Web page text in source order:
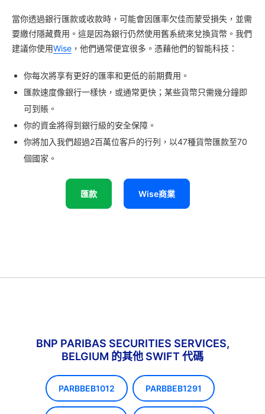
當你透過銀行匯款或收款時，可能會因匯率欠佳而蒙受損失，並需
要繳付隱藏費用。這是因為銀行仍然使用舊系統來兌換貨幣。我們
建議你使用Wise ，他們通常便宜很多。憑藉他們的智能科技：
你每次將享有更好的匯率和更低的前期費用。
匯款速度像銀行一樣快，或通常更快；某些貨幣只需幾分鐘即
可到賬。
你的資金將得到銀行級的安全保障。
你將加入我們超過2百萬位客戶的行列，以47種貨幣匯款至70
個國家。
匯款 Wise商業
BNP PARIBAS SECURITIES SERVICES,
BELGIUM 的其他 SWIFT 代碼
PARBBEB1012 PARBBEB1291